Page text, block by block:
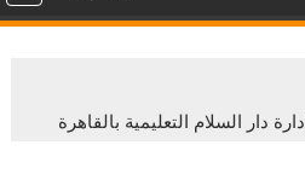
دار السلام التعليمية بالقاهرة